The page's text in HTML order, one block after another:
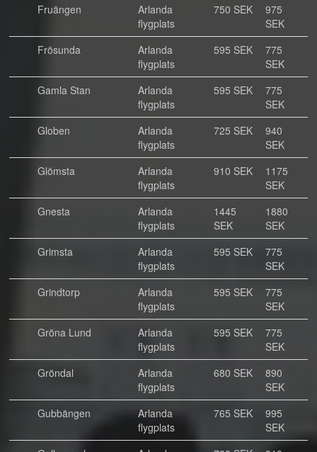
Fruängen
Arlanda
flygplats
750 SEK
975
SEK
Frösunda
Arlanda
flygplats
595 SEK
775
SEK
Gamla Stan
Arlanda
flygplats
595 SEK
775
SEK
Globen
Arlanda
flygplats
725 SEK
940
SEK
Glömsta
Arlanda
flygplats
910 SEK
1175
SEK
Gnesta
Arlanda
flygplats
1445
SEK
1880
SEK
Grimsta
Arlanda
flygplats
595 SEK
775
SEK
Grindtorp
Arlanda
flygplats
595 SEK
775
SEK
Gröna Lund
Arlanda
flygplats
595 SEK
775
SEK
Gröndal
Arlanda
flygplats
680 SEK
890
SEK
Gubbängen
Arlanda
flygplats
765 SEK
995
SEK